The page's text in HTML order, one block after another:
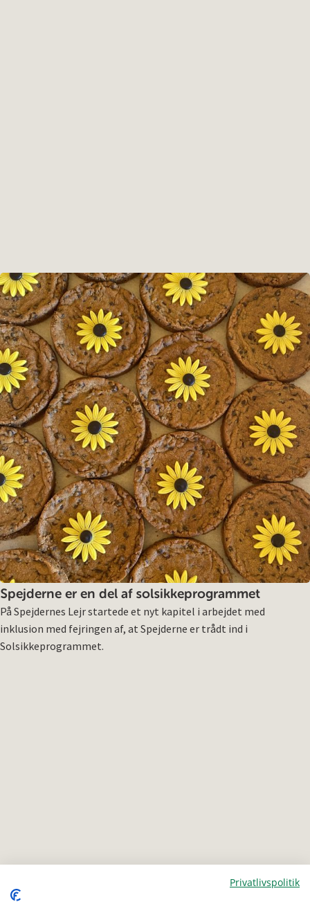
Spejderne er en del af solsikkeprogrammet
På Spejdernes Lejr startede et nyt kapitel i arbejdet med
inklusion med fejringen af, at Spejderne er trådt ind i
Solsikkeprogrammet.
Privatlivspolitik